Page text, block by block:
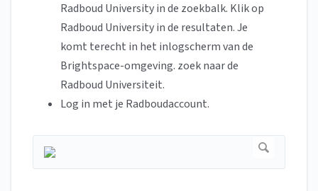
Radboud University in de zoekbalk. Klik op
Radboud University in de resultaten. Je
komt terecht in het inlogscherm van de
Brightspace-omgeving. zoek naar de
Radboud Universiteit.
Log in met je Radboudaccount.